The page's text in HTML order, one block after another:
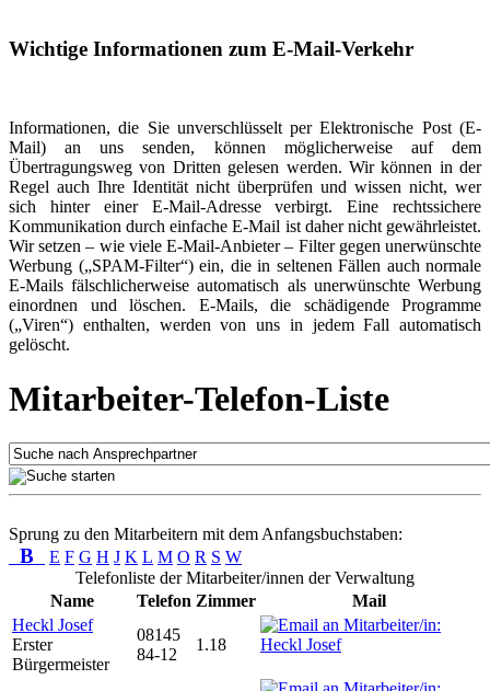
Wichtige Informationen zum E-Mail-Verkehr
Informationen, die Sie unverschlüsselt per Elektronische Post (E-
Mail) an uns senden, können möglicherweise auf dem
Übertragungsweg von Dritten gelesen werden. Wir können in der
Regel auch Ihre Identität nicht überprüfen und wissen nicht, wer
sich hinter einer E-Mail-Adresse verbirgt. Eine rechtssichere
Kommunikation durch einfache E-Mail ist daher nicht gewährleistet.
Wir setzen – wie viele E-Mail-Anbieter – Filter gegen unerwünschte
Werbung („SPAM-Filter“) ein, die in seltenen Fällen auch normale
E-Mails fälschlicherweise automatisch als unerwünschte Werbung
einordnen und löschen. E-Mails, die schädigende Programme
(„Viren“) enthalten, werden von uns in jedem Fall automatisch
gelöscht.
Mitarbeiter-Telefon-Liste
Sprung zu den Mitarbeitern mit dem Anfangsbuchstaben:
B E F G H J K L M O R S W
Telefonliste der Mitarbeiter/innen der Verwaltung
Name
Telefon Zimmer
Mail
Heckl Josef
Erster
Bürgermeister
08145
84-12
1.18